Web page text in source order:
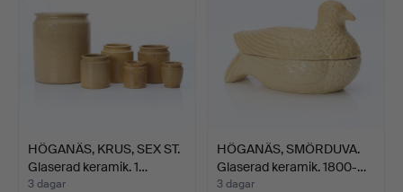
HÖGANÄS, KRUS, SEX ST.
Glaserad keramik. 1…
3 dagar
HÖGANÄS, SMÖRDUVA.
Glaserad keramik. 1800-…
3 dagar